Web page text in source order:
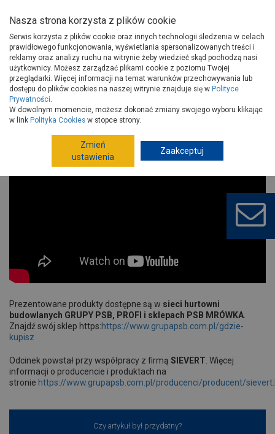
Strona główna Porady
Budowa i remont
Producent Materiałów Budowlanych SIEVERT POLSKA
Producent Materiałów Budowlanych
SIEVERT POLSKA
Prezentowane produkty dostępne są w sieci hurtowni
budowlanych GRUPY PSB, PROFI i sklepach PSB MRÓWKA
Znajdź swój sklep https:https://www.grupapsb.com.pl/gdzie-
kupisz
Odcinek powstał przy współpracy z firmą SIEVERT . Więcej
informacji o producencie i produktach na
stronie https://www.grupapsb.com.pl/producenci/producent/
Czy artykuł był przydatny?
Nasza strona korzysta z plików cookie
Serwis korzysta z plików cookie oraz innych technologii śledzenia w celach
prawidłowego funkcjonowania, wyświetlania spersonalizowanych treści i
reklamy oraz analizy ruchu na witrynie żeby wiedzieć skąd pochodzą nasi
użytkownicy. Możesz zarządzać plikami cookie z poziomu Twojej
przeglądarki. Więcej informacji na temat warunków przechowywania lub
dostępu do plików cookies na naszej witrynie znajduje się w Polityce
Prywatności.
W dowolnym momencie, możesz dokonać zmiany swojego wyboru klikając
w link Polityka Cookies w stopce strony.
Zmień
ustawienia
Zaakceptuj